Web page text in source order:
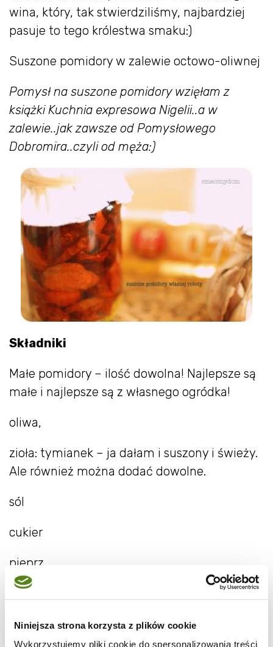
Niniejsza strona korzysta z plików cookie
Wykorzystujemy pliki cookie do spersonalizowania treści
wina, który, tak stwierdziliśmy, najbardziej
pasuje to tego królestwa smaku:)
Suszone pomidory w zalewie octowo-oliwnej
Pomysł na suszone pomidory wzięłam z
książki Kuchnia expresowa Nigelii..a w
zalewie..jak zawsze od Pomysłowego
Dobromira..czyli od męża:)
Składniki
Małe pomidory – ilość dowolna! Najlepsze są
małe i najlepsze są z własnego ogródka!
oliwa,
zioła: tymianek – ja dałam i suszony i świeży.
Ale również można dodać dowolne.
sól
cukier
pieprz
czosnek
ocet z białego wina (ja dałam ocet
Jamar)